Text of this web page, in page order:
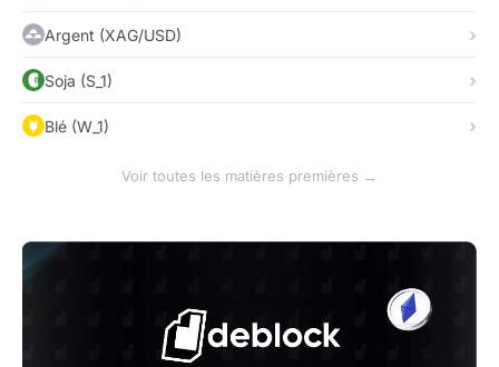
Argent (XAG/USD)
Soja (S_1)
Blé (W_1)
Voir toutes les matières premières →